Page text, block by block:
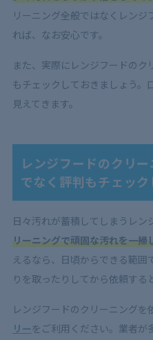
リーニング全般ではなくレン
れば、なお安心です。
また、実際にレンジフードのク
もチェックしておきましょう。
見えてきます。
レンジフードのクリ
でなく評判もチェック
日々汚れが蓄積してしまうレン
リーニングで頑固な汚れを一掃
えるなら、日頃からできる範囲
りを取ったりしてから依頼する
レンジフードのクリーニングを
リーをご利用ください。業者が